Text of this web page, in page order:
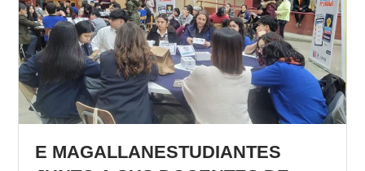
E MAGALLANESTUDIANTES